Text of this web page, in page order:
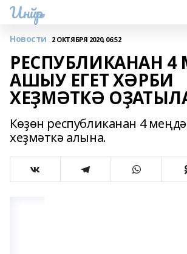
Инйәр
Новости 2 ОКТЯБРЯ 2020, 06:52
РЕСПУБЛИКАНАН
АШЫУ ЕГЕТ ХӘРБИ
ХЕҘМӘТКӘ
Көҙөн республиканан 4
хеҙмәткә алына.